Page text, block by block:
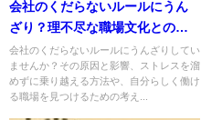
会社のくだらないルールにうん
ざり？理不尽な職場文化との付
き合い方と対処法
会社のくだらないルールにうんざりしてい
ませんか？その原因と影響、ストレスを溜
めずに乗り越える方法や、自分らしく働け
る職場を見つけるための考え...